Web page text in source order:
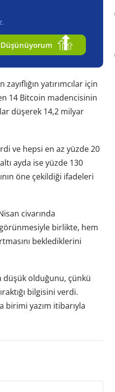
yatırımcılar için
14 Bitcoin madencisinin
düşerek 14,2 milyar
ve hepsi en az yüzde 20
ayda ise yüzde 130
öne çekildiği ifadeleri
civarında
birlikte, hem
beklediklerini
düşük olduğunu, çünkü
bilgisini verdi.
birimi yazım itibarıyla